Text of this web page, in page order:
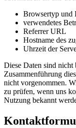
Browsertyp und
verwendetes
Referrer URL
Hostname des
Uhrzeit der
Diese Daten sind nicht
Zusammenführung
nicht vorgenommen.
zu prüfen, wenn uns
Nutzung bekannt